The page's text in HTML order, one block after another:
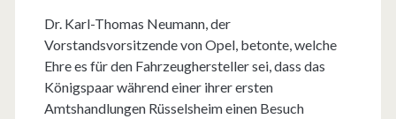
Dr. Karl-Thomas Neumann, der
Vorstandsvorsitzende von Opel, betonte, welche
Ehre es für den Fahrzeughersteller sei, dass das
Königspaar während einer ihrer ersten
Amtshandlungen Rüsselsheim einen Besuch